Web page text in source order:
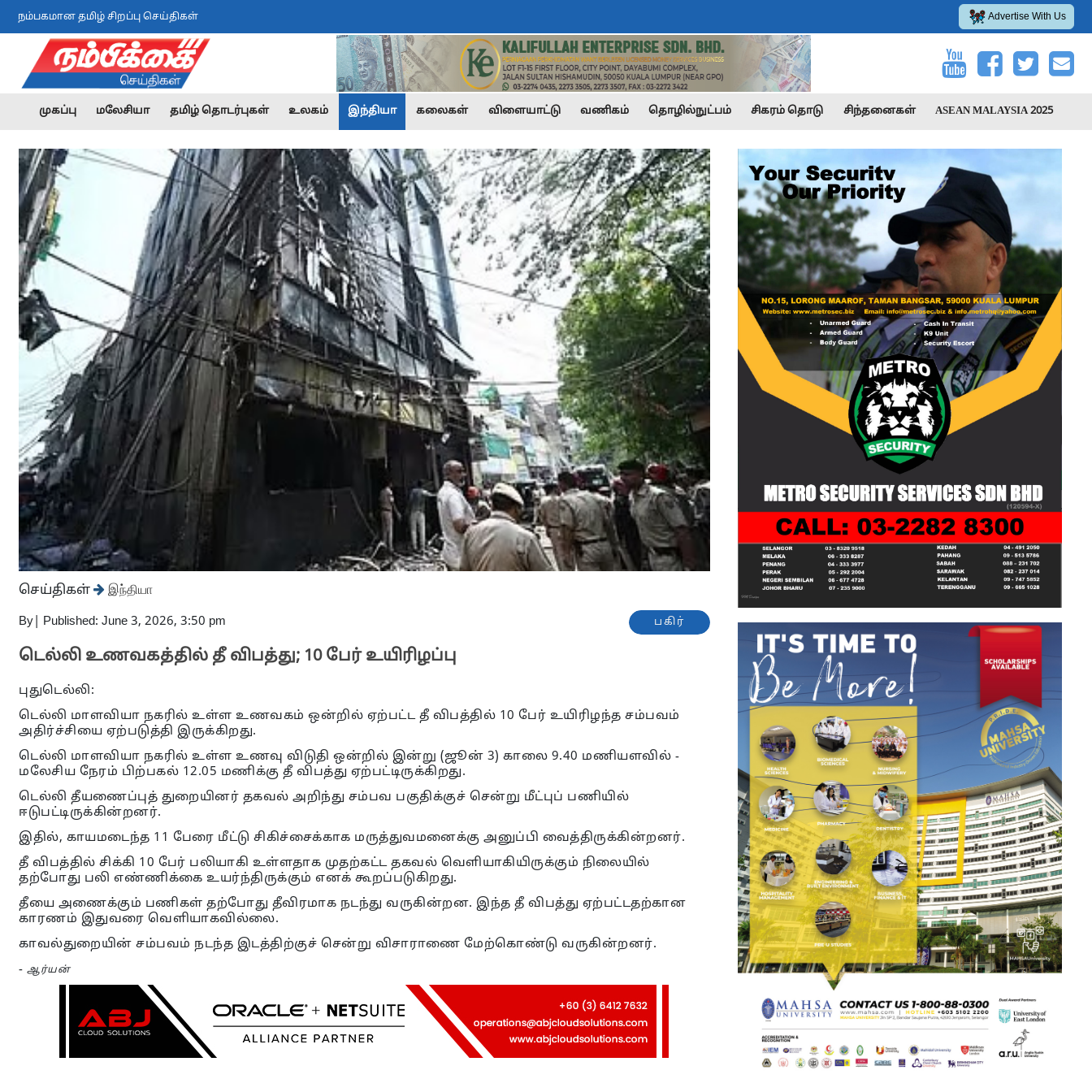
நம்பகமான தமிழ் சிறப்பு செய்திகள் Advertise With Us
முகப்பு மலேசியா தமிழ் தொடர்புகள் உலகம் இந்தியா கலைகள் விளையாட்டு வணிகம் தொழில்நுட்பம் சிகரம் தொடு சிந்தனைகள் ASEAN MALAYSIA 2025
செய்திகள் இந்தியா
By Published: June 3, 2026, 3:50 pm பகிர்
டெல்லி உணவகத்தில் தீ விபத்து; 10 பேர் உயிரிழப்பு
புதுடெல்லி:
டெல்லி மாளவியா நகரில் உள்ள உணவகம் ஒன்றில் ஏற்பட்ட தீ விபத்தில் 10 பேர் உயிரிழந்த சம்பவம்
அதிர்ச்சியை ஏற்படுத்தி இருக்கிறது.
டெல்லி மாளவியா நகரில் உள்ள உணவு விடுதி ஒன்றில் இன்று (ஜூன் 3) காலை 9.40 மணியளவில் -
மலேசிய நேரம் பிற்பகல் 12.05 மணிக்கு தீ விபத்து ஏற்பட்டிருக்கிறது.
டெல்லி தீயணைப்புத் துறையினர் தகவல் அறிந்து சம்பவ பகுதிக்குச் சென்று மீட்புப் பணியில்
ஈடுபட்டிருக்கின்றனர்.
இதில், காயமடைந்த 11 பேரை மீட்டு சிகிச்சைக்காக மருத்துவமனைக்கு அனுப்பி வைத்திருக்கின்றனர்.
தீ விபத்தில் சிக்கி 10 பேர் பலியாகி உள்ளதாக முதற்கட்ட தகவல் வெளியாகியிருக்கும் நிலையில்
தற்போது பலி எண்ணிக்கை உயர்ந்திருக்கும் எனக் கூறப்படுகிறது.
தீயை அணைக்கும் பணிகள் தற்போது தீவிரமாக நடந்து வருகின்றன. இந்த தீ விபத்து ஏற்பட்டதற்கான
காரணம் இதுவரை வெளியாகவில்லை.
காவல்துறையின் சம்பவம் நடந்த இடத்திற்குச் சென்று விசாராணை மேற்கொண்டு வருகின்றனர்.
- ஆர்யன்